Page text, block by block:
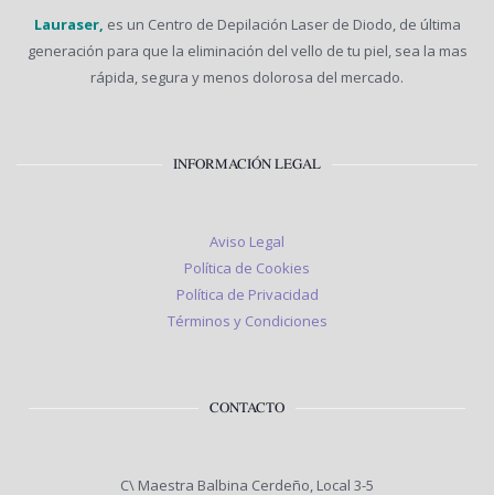
Lauraser, es un Centro de Depilación Laser de Diodo, de última
generación para que la eliminación del vello de tu piel, sea la mas
rápida, segura y menos dolorosa del mercado.
INFORMACIÓN LEGAL
Aviso Legal
Política de Cookies
Política de Privacidad
Términos y Condiciones
CONTACTO
C\ Maestra Balbina Cerdeño, Local 3-5